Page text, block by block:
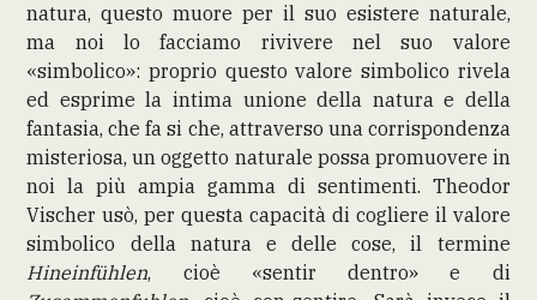
natura, questo muore per il suo esistere naturale,
ma noi lo facciamo rivivere nel suo valore
«simbolico»: proprio questo valore simbolico rivela
ed esprime la intima unione della natura e della
fantasia, che fa si che, attraverso una corrispondenza
misteriosa, un oggetto naturale possa promuovere in
noi la più ampia gamma di sentimenti. Theodor
Vischer usò, per questa capacità di cogliere il valore
simbolico della natura e delle cose, il termine
Hineinfühlen, cioè «sentir dentro» e di